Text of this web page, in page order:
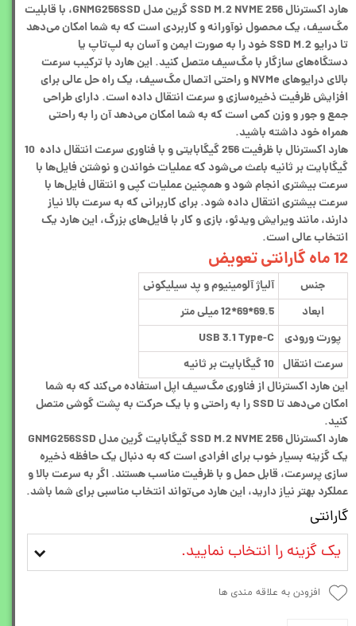
هارد اکسترنال SSD M.2 NVME 256 گرین مدل GNMG256SSD، با قابلیت
مگ‌سیف، یک محصول نوآورانه و کاربردی است که به شما امکان می‌دهد
تا درایو SSD M.2 خود را به صورت ایمن و آسان به لپ‌تاپ یا
دستگاه‌های سازگار با مگ‌سیف متصل کنید. این هارد با ترکیب سرعت
بالای درایو‌های NVMe و راحتی اتصال مگ‌سیف، یک راه حل عالی برای
افزایش ظرفیت ذخیره‌سازی و سرعت انتقال داده است. دارای طراحی
جمع و جور و وزن کمی است که به شما امکان می‌دهد آن را به راحتی
همراه خود داشته باشید.
هارد اکسترنال با ظرفیت 256 گیگابایتی و با فناوری سرعت انتقال داده 10
گیگابایت بر ثانیه باعث می‌شود که عملیات خواندن و نوشتن فایل‌ها با
سرعت بیشتری انجام شود و همچنین عملیات کپی و انتقال فایل‌ها با
سرعت بیشتری انتقال داده شود. برای کاربرانی که به سرعت بالا نیاز
دارند، مانند ویرایش ویدئو، بازی و کار با فایل‌های بزرگ، این هارد یک
انتخاب عالی است.
12 ماه گارانتی تعویض
جنس
آلیاژ آلومینیوم و پد سیلیکونی
ابعاد
69.5*69*12 میلی متر
پورت ورودی
USB 3.1 Type-C
سرعت انتقال 10 گیگابایت بر ثانیه
این هارد اکسترنال از فناوری مگ‌سیف اپل استفاده می‌کند که به شما
امکان می‌دهد تا SSD را به راحتی و با یک حرکت به پشت گوشی متصل
کنید.
هارد اکسترنال SSD M.2 NVME 256 گیگابایت گرین مدل GNMG256SSD
یک گزینه بسیار خوب برای افرادی است که به دنبال یک حافظه ذخیره
سازی پرسرعت، قابل حمل و با ظرفیت مناسب هستند. اگر به سرعت بالا و
عملکرد بهتر نیاز دارید، این هارد می‌تواند انتخاب مناسبی برای شما باشد.
گارانتی
یک گزینه را انتخاب نمایید.
افزودن به علاقه مندی ها